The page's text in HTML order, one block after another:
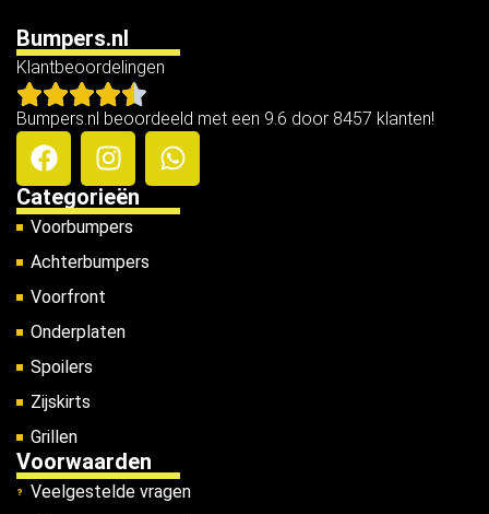
Bumpers.nl
Klantbeoordelingen
Bumpers.nl beoordeeld met een 9.6 door 8457 klanten!
Categorieën
Voorbumpers
Achterbumpers
Voorfront
Onderplaten
Spoilers
Zijskirts
Grillen
Voorwaarden
Veelgestelde vragen